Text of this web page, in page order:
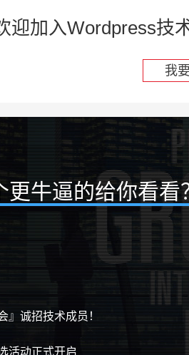
迎加入Wordpress技
我
更牛逼的给你看看
』诚招技术成员！
活动正式开启